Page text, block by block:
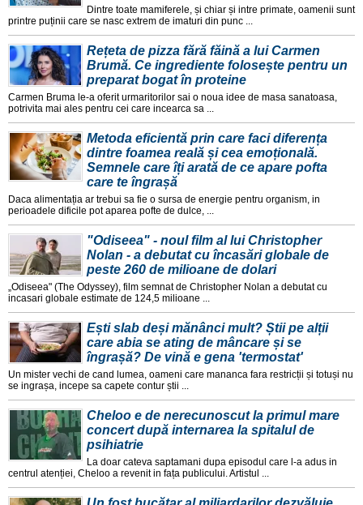
Dintre toate mamiferele, și chiar și intre primate, oamenii sunt
printre puținii care se nasc extrem de imaturi din punc ...
Rețeta de pizza fără făină a lui Carmen
Brumă. Ce ingrediente folosește pentru un
preparat bogat în proteine
Carmen Bruma le-a oferit urmaritorilor sai o noua idee de masa sanatoasa,
potrivita mai ales pentru cei care incearca sa ...
Metoda eficientă prin care faci diferența
dintre foamea reală și cea emoțională.
Semnele care îți arată de ce apare pofta
care te îngrașă
Daca alimentația ar trebui sa fie o sursa de energie pentru organism, in
perioadele dificile pot aparea pofte de dulce, ...
"Odiseea" - noul film al lui Christopher
Nolan - a debutat cu încasări globale de
peste 260 de milioane de dolari
„Odiseea" (The Odyssey), film semnat de Christopher Nolan a debutat cu
incasari globale estimate de 124,5 milioane ...
Ești slab deși mănânci mult? Știi pe alții
care abia se ating de mâncare și se
îngrașă? De vină e gena 'termostat'
Un mister vechi de cand lumea, oameni care mananca fara restricții și totuși nu
se ingrașa, incepe sa capete contur știi ...
Cheloo e de nerecunoscut la primul mare
concert după internarea la spitalul de
psihiatrie
La doar cateva saptamani dupa episodul care l-a adus in
centrul atenției, Cheloo a revenit in fața publicului. Artistul ...